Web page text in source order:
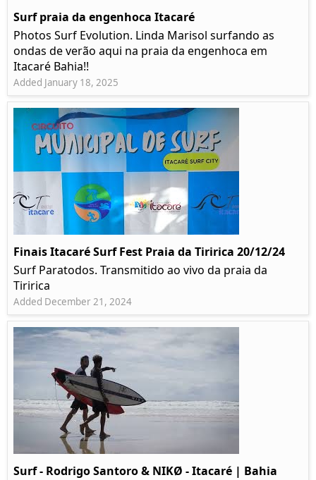
Surf praia da engenhoca Itacaré
Photos Surf Evolution. Linda Marisol surfando as
ondas de verão aqui na praia da engenhoca em
Itacaré Bahia!!
Added January 18, 2025
Finais Itacaré Surf Fest Praia da Tiririca 20/12/24
Surf Paratodos. Transmitido ao vivo da praia da
Tiririca
Added December 21, 2024
Surf - Rodrigo Santoro & NIKØ - Itacaré | Bahia